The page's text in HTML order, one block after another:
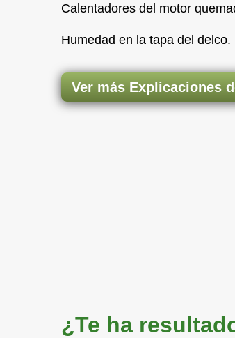
Calentadores del motor
Humedad en la tapa del delco.
Ver más Explicaciones
¿Te ha